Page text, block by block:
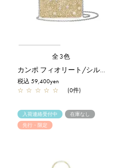
全3色
カンポ フィオリート/シルバーゴールド
税込 59,400yen
☆ ☆ ☆ ☆ ☆ (0件)
入荷連絡受付中
在庫なし
先行・限定